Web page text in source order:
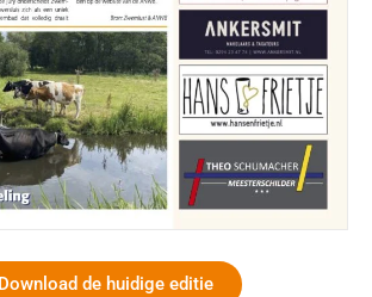
Download de huidige editie